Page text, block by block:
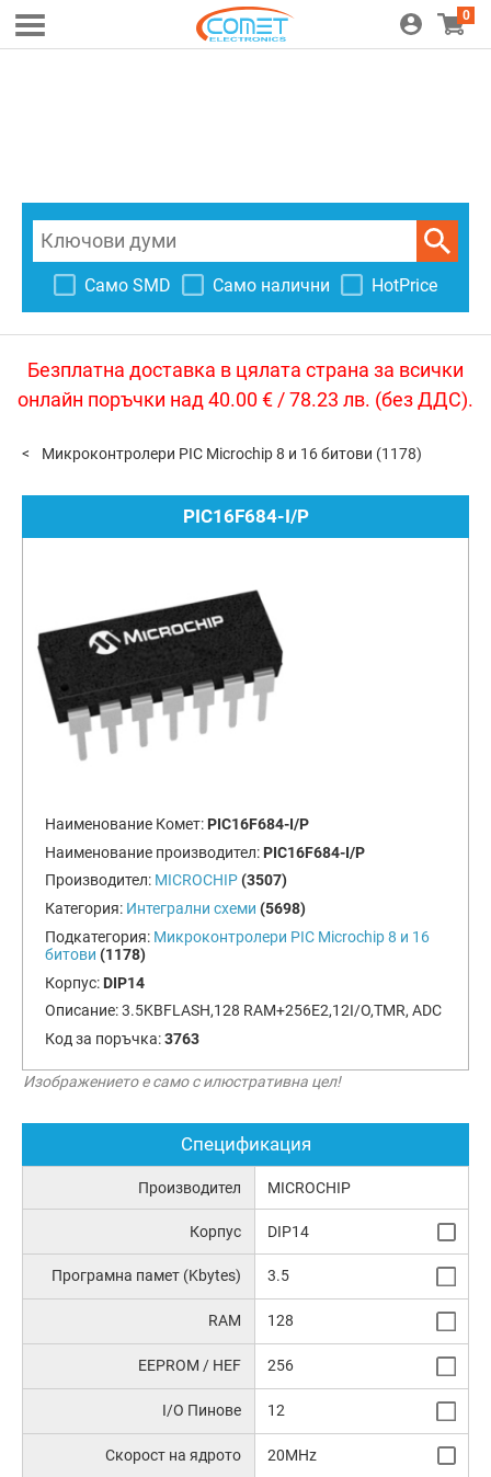
0
Само SMD Само налични HotPrice
Безплатна доставка в цялата страна за всички
онлайн поръчки над 40.00 € / 78.23 лв. (без ДДС).
Микроконтролери PIC Microchip 8 и 16 битови (1178)
PIC16F684-I/P
Наименование Комет: PIC16F684-I/P
Наименование производител: PIC16F684-I/P
Производител: MICROCHIP (3507)
Категория: Интегрални схеми (5698)
Подкатегория: Микроконтролери PIC Microchip 8 и 16
битови (1178)
Корпус: DIP14
Описание:3.5KBFLASH,128 RAM+256E2,12I/O,TMR, ADC
Код за поръчка:3763
Изображението е само с илюстративна цел!
Спецификация
Производител MICROCHIP
Корпус DIP14
Програмна памет (Kbytes) 3.5
RAM 128
EEPROM / HEF 256
I/O Пинове 12
Скорост на ядрото 20MHz